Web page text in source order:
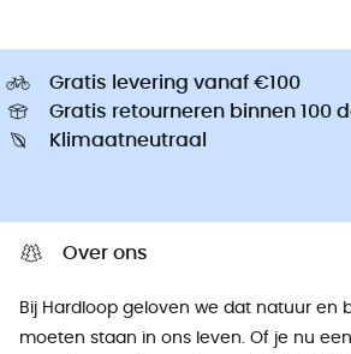
Gratis levering vanaf €100
Gratis retourneren binnen 100
Klimaatneutraal
Over ons
Bij Hardloop geloven we dat natuur en
moeten staan ​​in ons leven. Of je nu